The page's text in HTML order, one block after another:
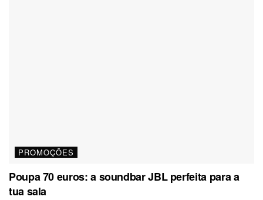
PROMOÇÕES
Poupa 70 euros: a soundbar JBL perfeita para a
tua sala